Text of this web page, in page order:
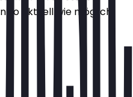
so aktuell wie möglich.